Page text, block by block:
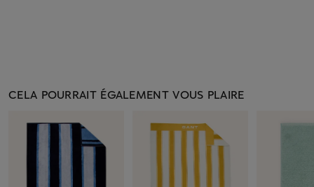
CELA POURRAIT ÉGALEMENT VOUS PLAIRE